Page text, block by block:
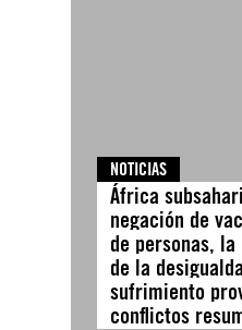
NOTICIAS
África
negación de
de personas,
de la
sufrimiento
conflictos